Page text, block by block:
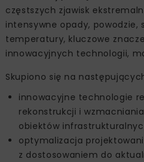
częstszych zjawisk
intensywne opady, powodzie,
temperatury, kluczowe
innowacyjnych technologii,
Skupiono się na
innowacyjne technologie
rekonstrukcji i
obiektów
optymalizacja
z dostosowaniem do